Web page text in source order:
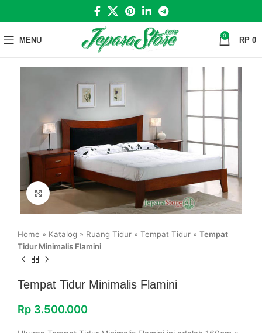
MENU 0 RP 0
Click to enlarge
Home » Katalog » Ruang Tidur » Tempat Tidur » Tempat
Tidur Minimalis Flamini
Tempat Tidur Minimalis Flamini
Rp 3.500.000